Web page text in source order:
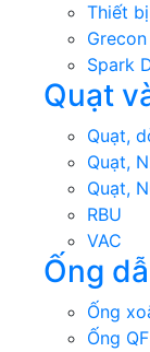
Thiết
Spark
Quạt
Quạt,
Quạt,
Quạt,
RBU
VAC
Ống
Ống
Ống